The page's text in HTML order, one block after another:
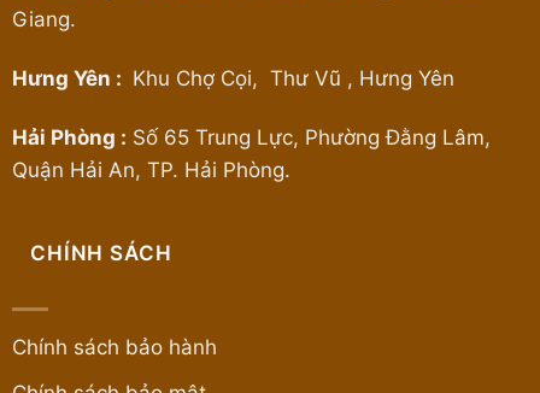
Giang.
Hưng Yên : Khu Chợ Cọi, Thư Vũ , Hưng Yên
Hải Phòng : Số 65 Trung Lực, Phường Đằng Lâm,
Quận Hải An, TP. Hải Phòng.
CHÍNH SÁCH
Chính sách bảo hành